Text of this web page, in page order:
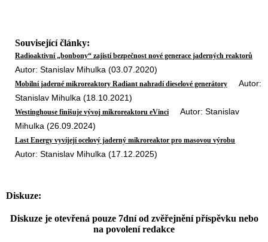
Související články:
Radioaktivní „bonbony“ zajistí bezpečnost nové generace jaderných reaktorů
Autor: Stanislav Mihulka (03.07.2020)
Mobilní jaderné mikroreaktory Radiant nahradí dieselové generátory Autor:
Stanislav Mihulka (18.10.2021)
Westinghouse finišuje vývoj mikroreaktoru eVinci Autor: Stanislav
Mihulka (26.09.2024)
Last Energy vyvíjejí ocelový jaderný mikroreaktor pro masovou výrobu
Autor: Stanislav Mihulka (17.12.2025)
Diskuze:
Diskuze je otevřená pouze 7dní od zvěřejnění příspěvku nebo
na povolení redakce